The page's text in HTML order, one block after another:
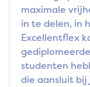
maximale
in te delen, in
Excellentflex
studenten
die aansluit bij